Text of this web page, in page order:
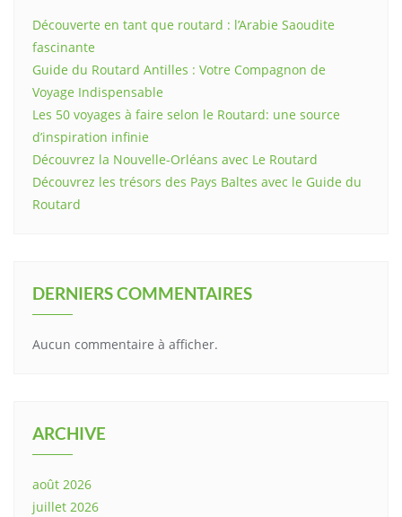
Découverte en tant que routard : l’Arabie Saoudite
fascinante
Guide du Routard Antilles : Votre Compagnon de
Voyage Indispensable
Les 50 voyages à faire selon le Routard: une source
d’inspiration infinie
Découvrez la Nouvelle-Orléans avec Le Routard
Découvrez les trésors des Pays Baltes avec le Guide du
Routard
DERNIERS COMMENTAIRES
Aucun commentaire à afficher.
ARCHIVE
août 2026
juillet 2026